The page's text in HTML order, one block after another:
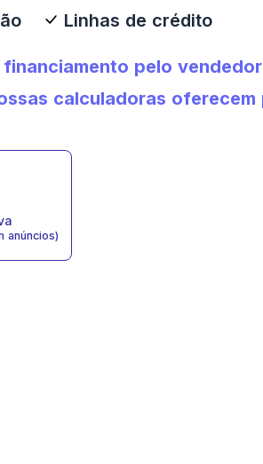
Linhas de crédito
financiamento pelo vendedor
calculadoras oferecem
anúncios)